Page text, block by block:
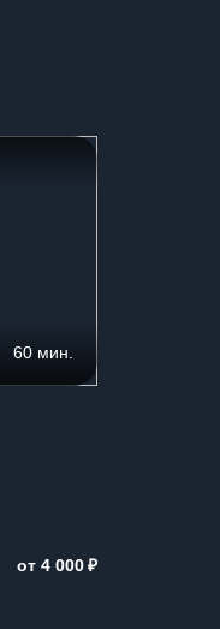
60 мин.
от 4 000₽